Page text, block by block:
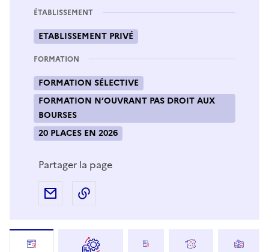
ÉTABLISSEMENT
ETABLISSEMENT PRIVÉ
FORMATION
FORMATION SÉLECTIVE
FORMATION N’OUVRANT PAS DROIT AUX
BOURSES
20 PLACES EN 2026
Partager la page
Partager par e-mail